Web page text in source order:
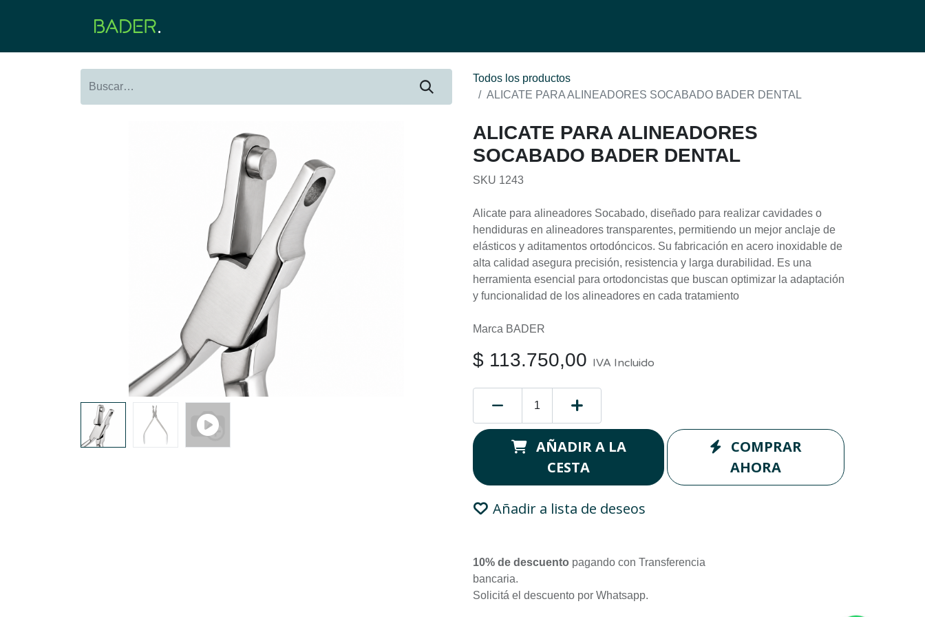
Todos los productos
ALICATE PARA ALINEADORES SOCABADO BADER DENTAL
ALICATE PARA ALINEADORES
SOCABADO BADER DENTAL
SKU 1243
Alicate para alineadores Socabado, diseñado para realizar cavidades o
hendiduras en alineadores transparentes, permitiendo un mejor anclaje de
elásticos y aditamentos ortodóncicos. Su fabricación en acero inoxidable de
alta calidad asegura precisión, resistencia y larga durabilidad. Es una
herramienta esencial para ortodoncistas que buscan optimizar la adaptación
y funcionalidad de los alineadores en cada tratamiento
Marca BADER
$ 113.750,00 IVA Incluido
AÑADIR A LA
CESTA
COMPRAR
AHORA
Añadir a lista de deseos
10% de descuento pagando con Transferencia
bancaria.
Solicitá el descuento por Whatsapp.